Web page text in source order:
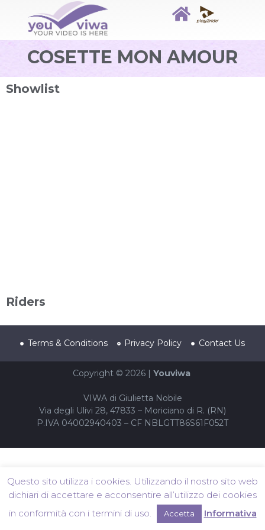
COSETTE MON AMOUR
Showlist
Riders
Terms & Conditions Privacy Policy Contact Us
Copyright © 2026 | Youviwa
VIWA di Giulietta Nobile
Via degli Ulivi 28, 47833 – Moriciano di R. (RN)
P.IVA 04002940403 – CF NBLGTT86S61F052T
Questo sito utilizza i cookies. Utilizzando il nostro sito web
dichiari di accettare e acconsentire all’utilizzo dei cookies
in conformità con i termini di uso.
Accetta Informativa